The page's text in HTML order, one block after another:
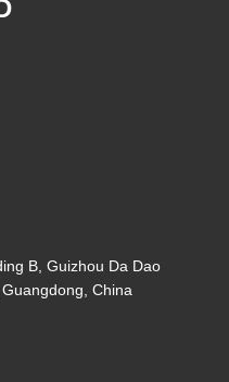
B, Guizhou Da Dao
China